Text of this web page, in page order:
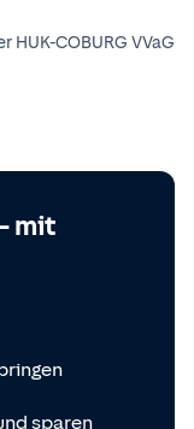
HUK-COBURG VVaG
mit
sparen